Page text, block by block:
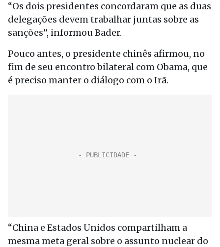
“Os dois presidentes concordaram que as duas
delegações devem trabalhar juntas sobre as
sanções”, informou Bader.
Pouco antes, o presidente chinês afirmou, no
fim de seu encontro bilateral com Obama, que
é preciso manter o diálogo com o Irã.
“China e Estados Unidos compartilham a
mesma meta geral sobre o assunto nuclear do